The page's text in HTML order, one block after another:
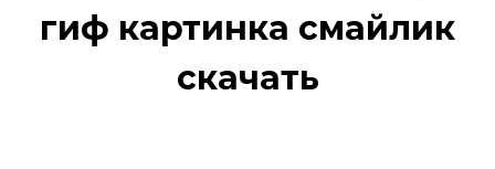
гиф картинка смайлик
скачать